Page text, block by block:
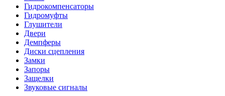
Гидрокомпенсаторы
Гидромуфты
Глушители
Двери
Демпферы
Диски сцепления
Замки
Запоры
Защелки
Звуковые сигналы